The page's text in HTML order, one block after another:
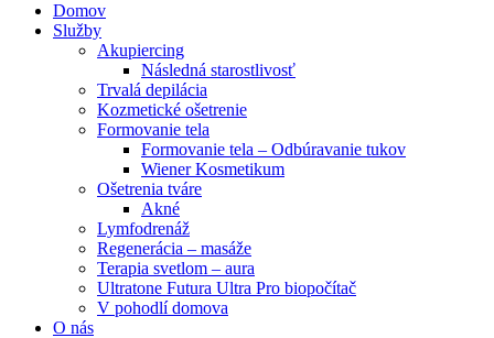
Domov
Služby
Akupiercing
Následná starostlivosť
Trvalá depilácia
Kozmetické ošetrenie
Formovanie tela
Formovanie tela – Odbúravanie tukov
Wiener Kosmetikum
Ošetrenia tváre
Akné
Lymfodrenáž
Regenerácia – masáže
Terapia svetlom – aura
Ultratone Futura Ultra Pro biopočítač
V pohodlí domova
O nás